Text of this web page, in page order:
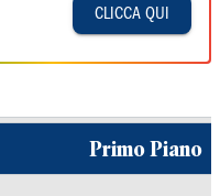
CLICCA QUI
Primo Piano